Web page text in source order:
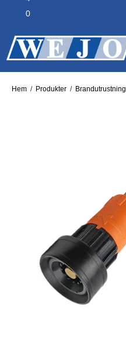
0
Hem / Produkter / Brandutrustning